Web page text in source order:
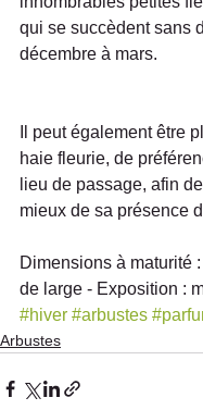
qui se succèdent sans
décembre à mars.
Il peut également être
haie fleurie, de
lieu de passage, afin
mieux de sa présence
Dimensions à maturité
de large - Exposition :
#hiver #arbustes
Arbustes